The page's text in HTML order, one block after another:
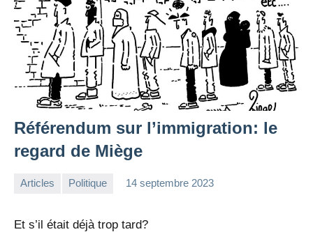
Référendum sur l’immigration: le
regard de Miège
Articles Politique 14 septembre 2023
Et s’il était déjà trop tard?